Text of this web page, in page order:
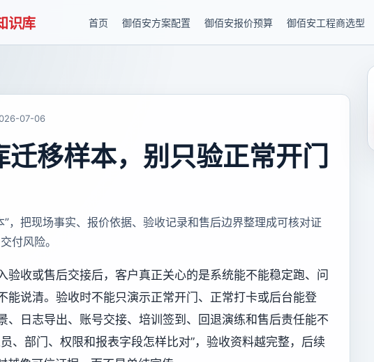
识库 首页 御佰安方案配置 御佰安报价预算 御佰安工程商选型
07-06
迁移样本，别只验正常开门
”，把现场事实、报价依据、验收记录和售后边界整理成可核对证
付风险。
验收或售后交接后，客户真正关心的是系统能不能稳定跑、问
能说清。验收时不能只演示正常开门、正常打卡或后台能登
、日志导出、账号交接、培训签到、回退演练和售后责任能不
、部门、权限和报表字段怎样比对”，验收资料越完整，后续